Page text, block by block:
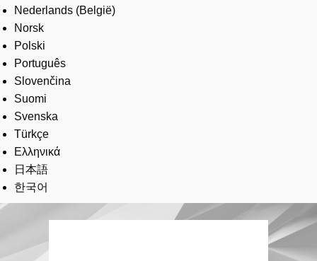
Nederlands (België)
Norsk
Polski
Português
Slovenčina
Suomi
Svenska
Türkçe
Ελληνικά
日本語
한국어